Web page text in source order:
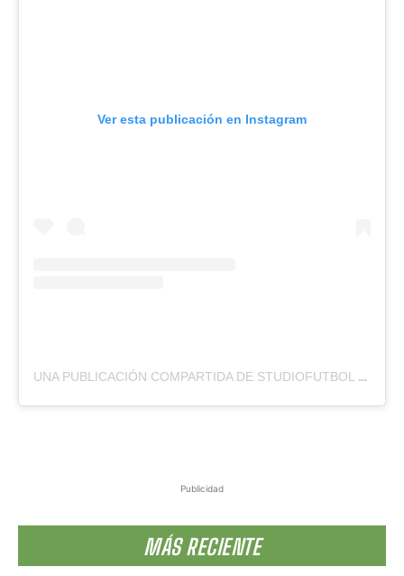
Publicidad
MÁS RECIENTE
Ver esta publicación en Instagram
UNA PUBLICACIÓN COMPARTIDA DE STUDIOFUTBOL ⚽️ (@STUDIOFUTBOLWEB)